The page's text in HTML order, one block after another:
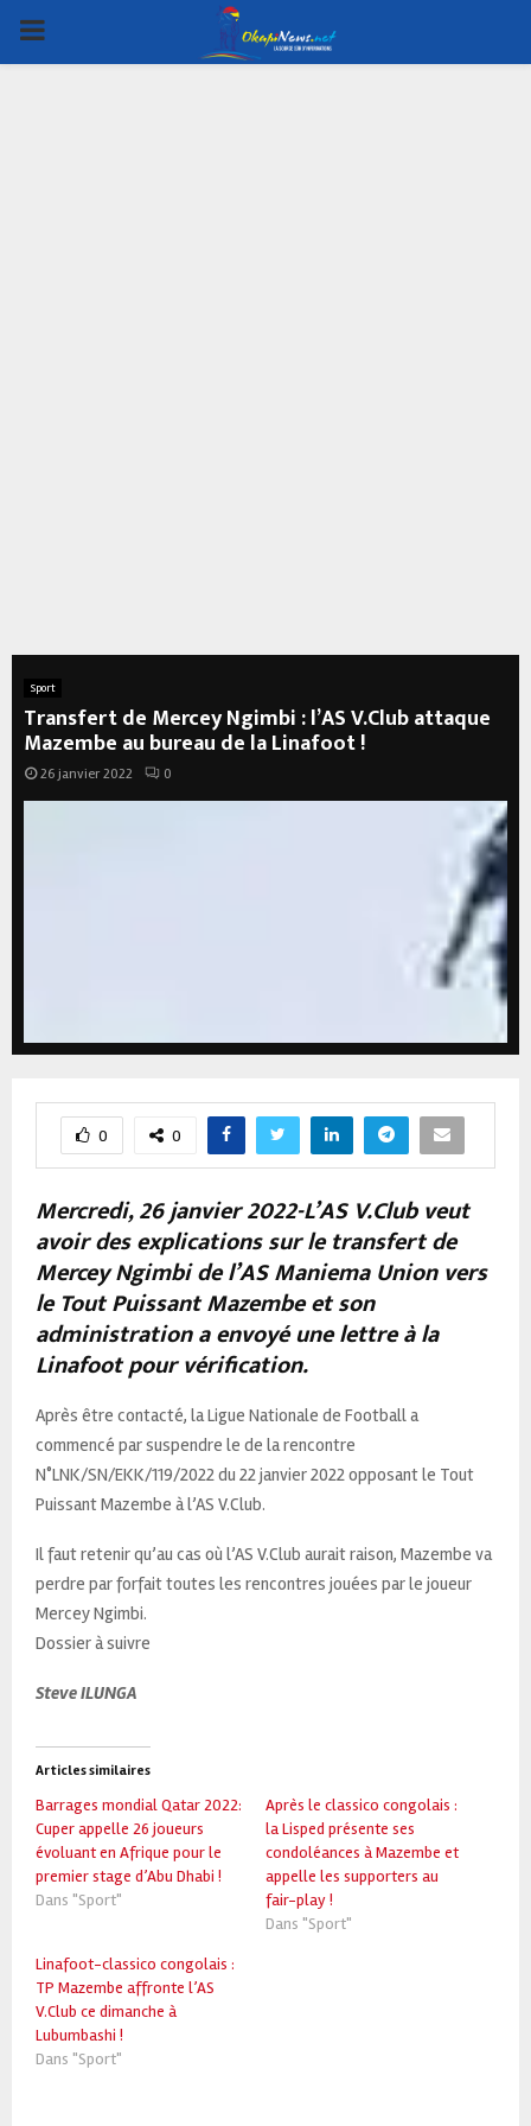
PRIMARY
Sport
Transfert de Mercey Ngimbi : l’AS V.Club attaque
Mazembe au bureau de la Linafoot !
26 janvier 2022 0
0 0
Mercredi, 26 janvier 2022-L’AS V.Club veut
avoir des explications sur le transfert de
Mercey Ngimbi de l’AS Maniema Union vers
le Tout Puissant Mazembe et son
administration a envoyé une lettre à la
Linafoot pour vérification.
Après être contacté, la Ligue Nationale de Football a
commencé par suspendre le de la rencontre
N°LNK/SN/EKK/119/2022 du 22 janvier 2022 opposant le Tout
Puissant Mazembe à l’AS V.Club.
Il faut retenir qu’au cas où l’AS V.Club aurait raison, Mazembe va
perdre par forfait toutes les rencontres jouées par le joueur
Mercey Ngimbi.
Dossier à suivre
Steve ILUNGA
Articles similaires
Barrages mondial Qatar 2022:
Cuper appelle 26 joueurs
évoluant en Afrique pour le
premier stage d’Abu Dhabi !
Dans "Sport"
Après le classico congolais :
la Lisped présente ses
condoléances à Mazembe et
appelle les supporters au
fair-play !
Dans "Sport"
Linafoot-classico congolais :
TP Mazembe affronte l’AS
V.Club ce dimanche à
Lubumbashi !
Dans "Sport"